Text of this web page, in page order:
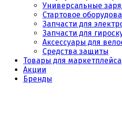
Универсальные
Стартовое
Запчасти для
Запчасти для
Аксессуары для
Средства защиты
Товары для маркетплейса
Акции
Бренды